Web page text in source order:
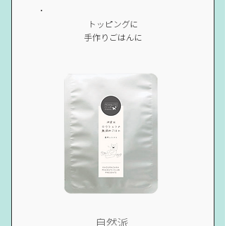
トッピングに
​手作りごはんに